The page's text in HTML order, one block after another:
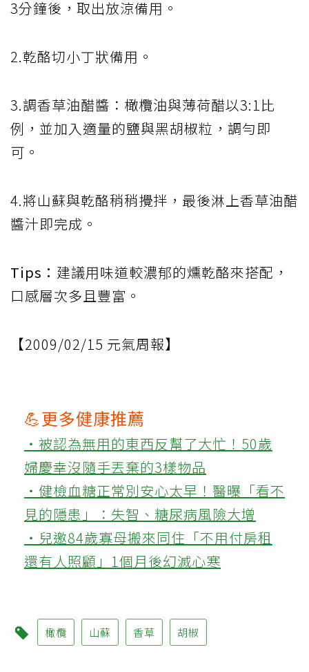
3分鐘後，取出放涼備用。
2.乾酪切小丁狀備用。
3.調香草油醋醬：橄欖油與薄荷醋以3:1比
例，並加入適量的鹽與黑胡椒粒，調勻即
可。
4.將山蘇與乾酪稍稍攪拌，最後淋上香草油醋
醬汁即完成。
Tips： 建議用味道較濃郁的燻乾酪來搭配，
口感層次多且豐富。
【2009/02/15 元氣周報】
💪更多健康推薦
‧被認為無用的東西反幫了大忙！50歲
婦慶幸沒隨手丟棄的3樣物品
‧健檢血糖正常別安心太早！醫曝「看不
見的隱患」：失智、糖尿病風險大增
‧兒邀84歲寡母搬來同住「不用付房租
還有人照顧」1個月後幻滅心寒
橄欖 山蘇 香草 胡椒